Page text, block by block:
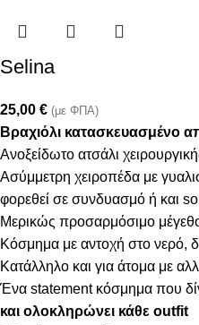
Selina
25,00 € (με ΦΠΑ)
Βραχιόλι κατασκευασμένο
Ανοξείδωτο ατσάλι
Ασύμμετρη χειροπέδα με
φορεθεί σε συνδυασμό ή και
Μερικώς προσαρμόσιμο
Κόσμημα με αντοχή στο νερό,
Κατάλληλο και για άτομα με
Ένα statement κόσμημα που
και ολοκληρώνει κάθε outfit